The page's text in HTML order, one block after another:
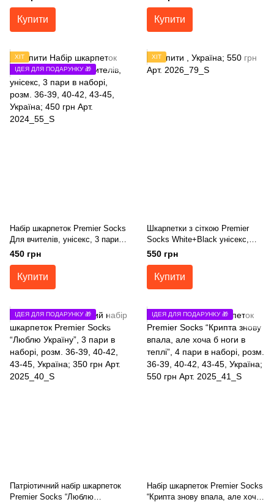
Купити Купити
ХІТ
ІДЕЯ ДЛЯ ПОДАРУНКУ 🎁
Набір шкарпеток Premier Socks
Для вчителів, унісекс, 3 пари в
наборі, розм. 36-39, 40-42, 43-
450 грн
Купити
ХІТ
Шкарпетки з сіткою Premier
Socks White+Black унісекс,
розм. 36-39, 40-42, 43-45
550 грн
Купити
ІДЕЯ ДЛЯ ПОДАРУНКУ 🎁
Патріотичний набір шкарпеток
Premier Socks “Люблю
ІДЕЯ ДЛЯ ПОДАРУНКУ 🎁
Набір шкарпеток Premier Socks
“Крипта знову впала, але хоча